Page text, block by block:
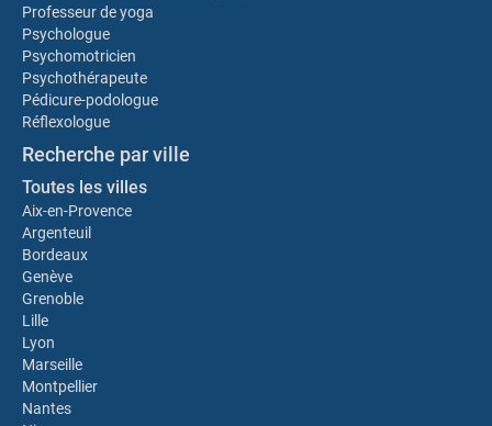
Professeur de yoga
Psychologue
Psychomotricien
Psychothérapeute
Pédicure-podologue
Réflexologue
Recherche par ville
Toutes les villes
Aix-en-Provence
Argenteuil
Bordeaux
Genève
Grenoble
Lille
Lyon
Marseille
Montpellier
Nantes